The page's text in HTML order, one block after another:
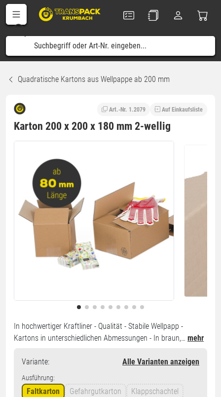
Quadratische Kartons aus Wellpappe ab 200 mm
Art.-Nr. 1.2079 Auf Einkaufsliste
Karton 200 x 200 x 180 mm 2-wellig
In hochwertiger Kraftliner - Qualität - Stabile Wellpapp -
Kartons in unterschiedlichen Abmessungen - In braun,… mehr
Variante: Alle Varianten anzeigen
Ausführung:
Faltkarton Gefahrgutkarton
Klappschachtel